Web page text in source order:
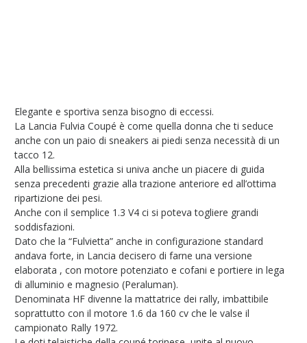
Elegante e sportiva senza bisogno di eccessi.
La Lancia Fulvia Coupé è come quella donna che ti seduce
anche con un paio di sneakers ai piedi senza necessità di un
tacco 12.
Alla bellissima estetica si univa anche un piacere di guida
senza precedenti grazie alla trazione anteriore ed all’ottima
ripartizione dei pesi.
Anche con il semplice 1.3 V4 ci si poteva togliere grandi
soddisfazioni.
Dato che la “Fulvietta” anche in configurazione standard
andava forte, in Lancia decisero di farne una versione
elaborata , con motore potenziato e cofani e portiere in lega
di alluminio e magnesio (Peraluman).
Denominata HF divenne la mattatrice dei rally, imbattibile
soprattutto con il motore 1.6 da 160 cv che le valse il
campionato Rally 1972.